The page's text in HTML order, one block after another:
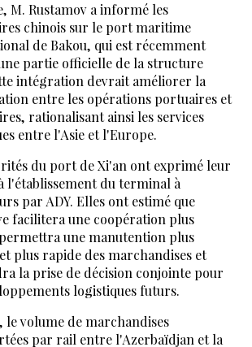
M. Rustamov a informé les
chinois sur le port maritime
de Bakou, qui est récemment
partie officielle de la structure
intégration devrait améliorer la
entre les opérations portuaires et
rationalisant ainsi les services
entre l'Asie et l'Europe.
du port de Xi'an ont exprimé leur
l'établissement du terminal à
par ADY. Elles ont estimé que
facilitera une coopération plus
une manutention plus
plus rapide des marchandises et
la prise de décision conjointe pour
logistiques futurs.
le volume de marchandises
par rail entre l'Azerbaïdjan et la